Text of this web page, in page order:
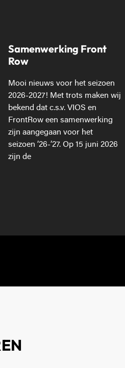
Samenwerking Front
Row
Mooi nieuws voor het seizoen
2026-2027! Met trots maken wij
bekend dat c.s.v. VIOS en
FrontRow een samenwerking
zijn aangegaan voor het
seizoen ’26-’27. Op 15 juni 2026
zijn de